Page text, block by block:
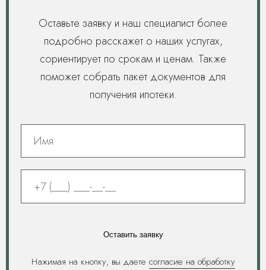
Оставьте заявку и наш специалист более
подробно расскажет о наших услугах,
сориентирует по срокам и ценам. Также
поможет собрать пакет документов для
получения ипотеки.
Оставить заявку
Нажимая на кнопку, вы даете согласие на обработку